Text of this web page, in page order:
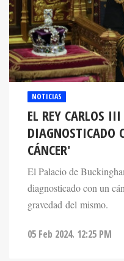
NOTICIAS
EL REY CARLOS
DIAGNOSTICADO
CÁNCER'
El Palacio de
diagnosticado con un
gravedad del mismo.
05 Feb 2024. 12:25 PM